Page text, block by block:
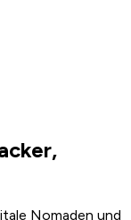
Nomaden und